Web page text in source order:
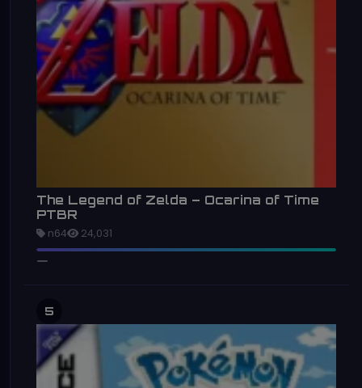
The Legend of Zelda – Ocarina of Time
PTBR
n64 24,031
5